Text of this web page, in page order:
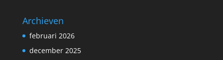
Archieven
februari 2026
december 2025